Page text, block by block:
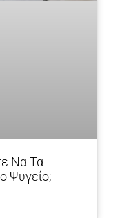
Να Τα
Ψυγείο;